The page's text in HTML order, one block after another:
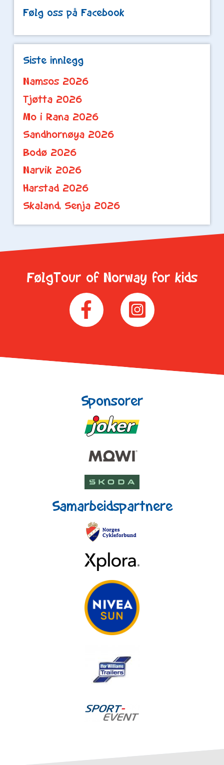
Følg oss på Facebook
Siste innlegg
Namsos 2026
Tjøtta 2026
Mo i Rana 2026
Sandhornøya 2026
Bodø 2026
Narvik 2026
Harstad 2026
Skaland, Senja 2026
FølgTour of Norway for kids
Sponsorer
Samarbeidspartnere